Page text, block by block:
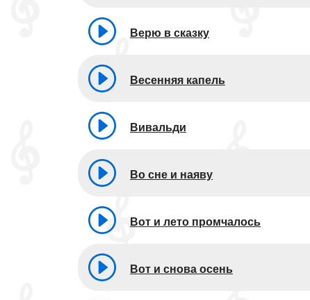
Верю в сказку
Весенняя капель
Вивальди
Во сне и наяву
Вот и лето промчалось
Вот и снова осень